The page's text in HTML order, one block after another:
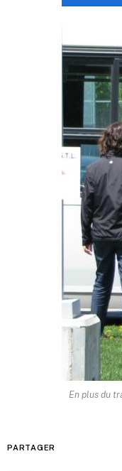
En plus du
PARTAGER